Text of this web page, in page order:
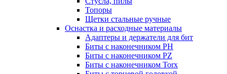
Топоры
Щетки стальные ручные
Оснастка и расходные материалы
Адаптеры и держатели для бит
Биты с наконечником PH
Биты с наконечником PZ
Биты с наконечником Torx